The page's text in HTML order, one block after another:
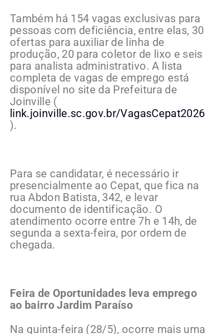
Também há 154 vagas exclusivas para
pessoas com deficiência, entre elas, 30
ofertas para auxiliar de linha de
produção, 20 para coletor de lixo e seis
para analista administrativo. A lista
completa de vagas de emprego está
disponível no site da Prefeitura de
Joinville (
link.joinville.sc.gov.br/VagasCepat2026
).
Para se candidatar, é necessário ir
presencialmente ao Cepat, que fica na
rua Abdon Batista, 342, e levar
documento de identificação. O
atendimento ocorre entre 7h e 14h, de
segunda a sexta-feira, por ordem de
chegada.
Feira de Oportunidades leva emprego
ao bairro Jardim Paraíso
Na quinta-feira (28/5), ocorre mais uma